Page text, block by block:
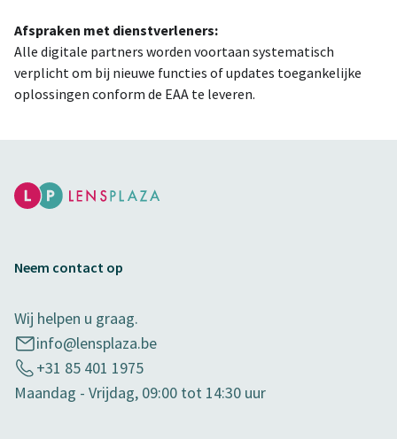
Afspraken met dienstverleners:
Alle digitale partners worden voortaan systematisch
verplicht om bij nieuwe functies of updates toegankelijke
oplossingen conform de EAA te leveren.
Neem contact op
Wij helpen u graag.
info@lensplaza.be
+31 85 401 1975
Maandag - Vrijdag, 09:00 tot 14:30 uur